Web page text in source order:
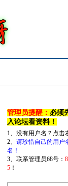
管理员提醒： 必须
入论坛看资料！
1、没有用户名？点
2、 请珍惜自己的用户
名！
3、联系管理员68号：
5 ！